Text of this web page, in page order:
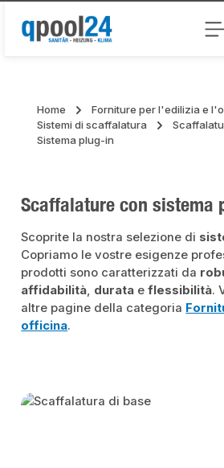
Passa al contenuto principale
Home
Forniture per l'edilizia e
Sistemi di scaffalatura
Sistema plug-in
Scaffalature con sistema
Scoprite la nostra selezione di
Copriamo le vostre esigenze
prodotti sono caratterizzati da
affidabilità, durata eflessibilità.
altre pagine della categoria
officina.
Skip category gallery